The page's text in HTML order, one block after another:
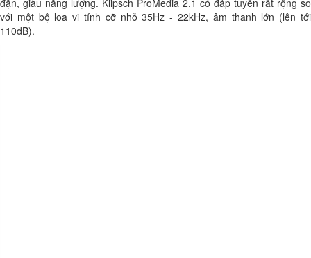
đặn, giàu năng lượng. Klipsch ProMedia 2.1 có đáp tuyến rất rộng so
với một bộ loa vi tính cỡ nhỏ 35Hz - 22kHz, âm thanh lớn (lên tới
110dB).